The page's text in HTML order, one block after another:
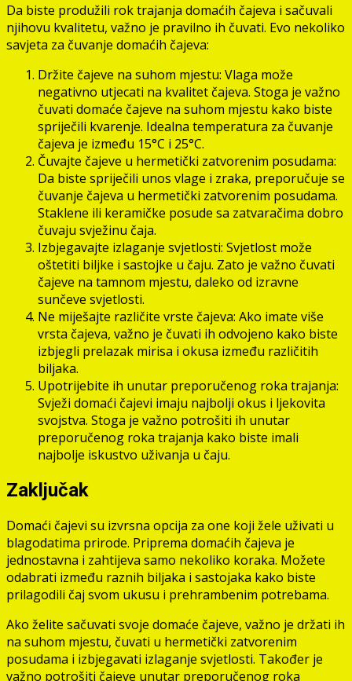
Da biste produžili rok trajanja domaćih čajeva i sačuvali
njihovu kvalitetu, važno je pravilno ih čuvati. Evo nekoliko
savjeta za čuvanje domaćih čajeva:
Držite čajeve na suhom mjestu: Vlaga može
negativno utjecati na kvalitet čajeva. Stoga je važno
čuvati domaće čajeve na suhom mjestu kako biste
spriječili kvarenje. Idealna temperatura za čuvanje
čajeva je između 15°C i 25°C.
Čuvajte čajeve u hermetički zatvorenim posudama:
Da biste spriječili unos vlage i zraka, preporučuje se
čuvanje čajeva u hermetički zatvorenim posudama.
Staklene ili keramičke posude sa zatvaračima dobro
čuvaju svježinu čaja.
Izbjegavajte izlaganje svjetlosti: Svjetlost može
oštetiti biljke i sastojke u čaju. Zato je važno čuvati
čajeve na tamnom mjestu, daleko od izravne
sunčeve svjetlosti.
Ne miješajte različite vrste čajeva: Ako imate više
vrsta čajeva, važno je čuvati ih odvojeno kako biste
izbjegli prelazak mirisa i okusa između različitih
biljaka.
Upotrijebite ih unutar preporučenog roka trajanja:
Svježi domaći čajevi imaju najbolji okus i ljekovita
svojstva. Stoga je važno potrošiti ih unutar
preporučenog roka trajanja kako biste imali
najbolje iskustvo uživanja u čaju.
Zaključak
Domaći čajevi su izvrsna opcija za one koji žele uživati u
blagodatima prirode. Priprema domaćih čajeva je
jednostavna i zahtijeva samo nekoliko koraka. Možete
odabrati između raznih biljaka i sastojaka kako biste
prilagodili čaj svom ukusu i prehrambenim potrebama.
Ako želite sačuvati svoje domaće čajeve, važno je držati ih
na suhom mjestu, čuvati u hermetički zatvorenim
posudama i izbjegavati izlaganje svjetlosti. Također je
važno potrošiti čajeve unutar preporučenog roka